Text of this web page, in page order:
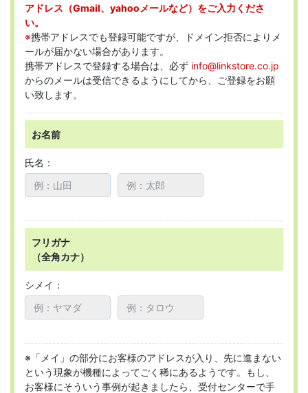
アドレス（Gmail、yahooメールなど）をご入力くださ
い。
※携帯アドレスでも登録可能ですが、ドメイン拒否によりメ
ールが届かない場合があります。
携帯アドレスで登録する場合は、必ず info@linkstore.co.jp
からのメールは受信できるようにしてから、ご登録をお願
い致します。
お名前
氏名：
フリガナ
（全角カナ）
シメイ：
※「メイ」の部分にお客様のアドレスが入り、先に進まない
という現象が機種によってごく稀にあるようです。もし、
お客様にそういう事例が起きましたら、受付センターで手